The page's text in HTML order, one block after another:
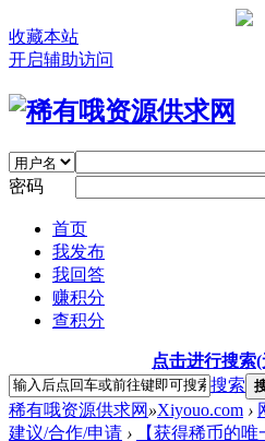
收藏本站
开启辅助访问
密码
首页
我发布
我回答
赚积分
查积分
点击进行搜索
搜索
稀有哦资源供求网 »Xiyouo.com ›
建议/合作/申请 ›
【获得稀币的